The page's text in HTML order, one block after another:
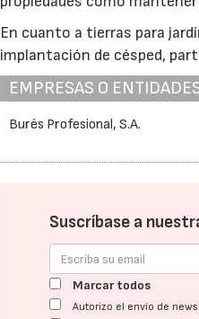
En cuanto a tierras para
implantación de césped,
EMPRESAS O
Burés Profesional, S.A.
Suscríbase a
Marcar todos
Autorizo el envío de